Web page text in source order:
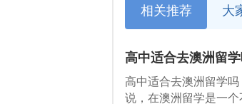
相关推荐 大
高中适合去澳洲留学
高中适合去澳洲留学
说，在澳洲留学是一